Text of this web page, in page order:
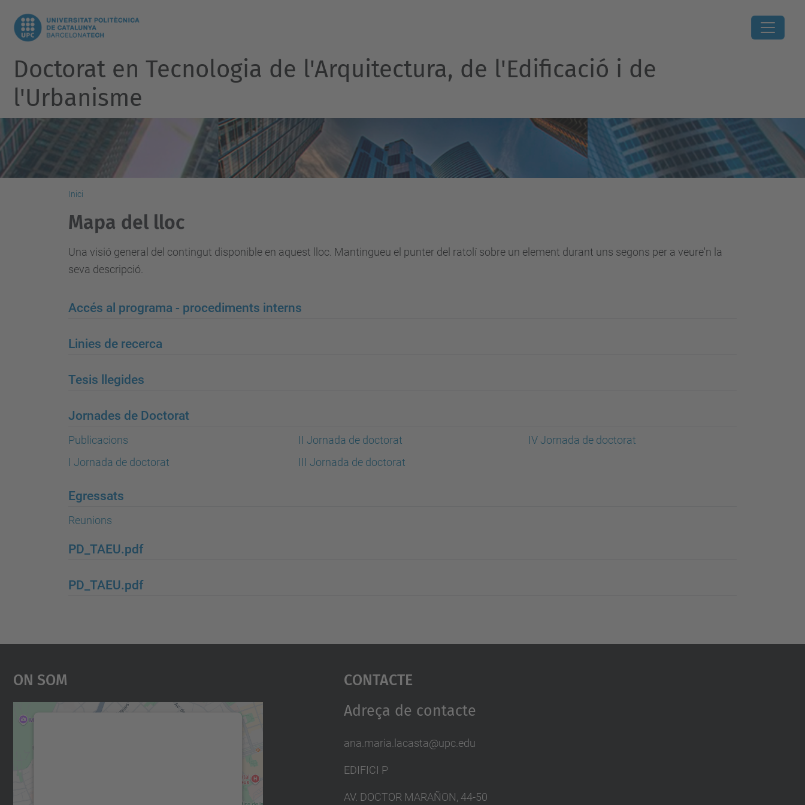
Doctorat en Tecnologia de l'Arquitectura, de l'Edificació i de
l'Urbanisme
Inici
Mapa del lloc
Una visió general del contingut disponible en aquest lloc. Mantingueu el punter del ratolí sobre un element durant uns segons per a veure'n la
seva descripció.
Accés al programa - procediments interns
Linies de recerca
Tesis llegides
Jornades de Doctorat
Publicacions
I Jornada de doctorat
II Jornada de doctorat
III Jornada de doctorat
IV Jornada de doctorat
Egressats
Reunions
PD_TAEU.pdf
PD_TAEU.pdf
On Som Contacte
Adreça de contacte
ana.maria.lacasta@upc.edu
EDIFICI P
AV. DOCTOR MARAÑON, 44-50